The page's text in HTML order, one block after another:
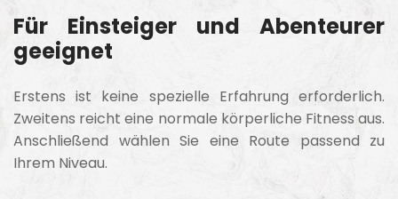
Für Einsteiger und Abenteurer
geeignet
Erstens ist keine spezielle Erfahrung erforderlich.
Zweitens reicht eine normale körperliche Fitness aus.
Anschließend wählen Sie eine Route passend zu
Ihrem Niveau.